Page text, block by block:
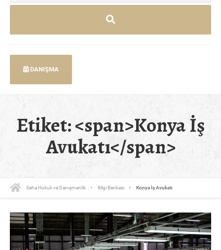
DANIŞMA
Etiket: <span>Konya İş
Avukatı</span>
Seha Hukuk ve Danışmanlık Bilgi Bankası Konya İş Avukatı